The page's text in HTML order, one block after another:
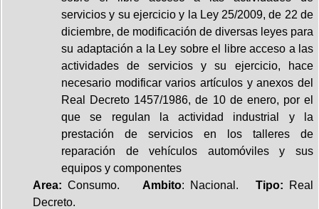
servicios y su ejercicio y la Ley 25/2009, de 22 de
diciembre, de modificación de diversas leyes para
su adaptación a la Ley sobre el libre acceso a las
actividades de servicios y su ejercicio, hace
necesario modificar varios artículos y anexos del
Real Decreto 1457/1986, de 10 de enero, por el
que se regulan la actividad industrial y la
prestación de servicios en los talleres de
reparación de vehículos automóviles y sus
equipos y componentes
Area: Consumo. Ambito: Nacional. Tipo:
Real
Decreto.